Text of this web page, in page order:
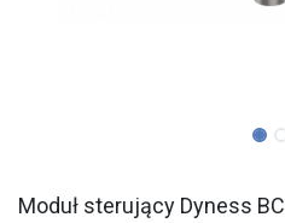
Moduł sterujący Dyness